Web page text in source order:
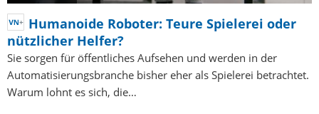
Humanoide Roboter: Teure Spielerei oder
nützlicher Helfer?
Sie sorgen für öffentliches Aufsehen und werden in der
Automatisierungsbranche bisher eher als Spielerei betrachtet.
Warum lohnt es sich, die…